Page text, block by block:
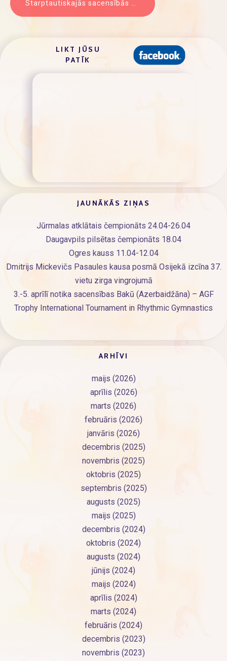
Starptautiskajās sacensībās sporta vingrošanā “ V.Homutova balva“ Grodņa ( Baltkrievija ) 28.10. – 30.10.2019.
LIKT JŪSU
PATĪK
JAUNĀKĀS ZIŅAS
Jūrmalas atklātais čempionāts 24.04-26.04
Daugavpils pilsētas čempionāts 18.04
Ogres kauss 11.04-12.04
Dmitrijs Mickevičs Pasaules kausa posmā Osijekā izcīna 37.
vietu zirga vingrojumā
3.-5. aprīlī notika sacensības Bakū (Azerbaidžāna) – AGF
Trophy International Tournament in Rhythmic Gymnastics
ARHĪVI
maijs (2026)
aprīlis (2026)
marts (2026)
februāris (2026)
janvāris (2026)
decembris (2025)
novembris (2025)
oktobris (2025)
septembris (2025)
augusts (2025)
maijs (2025)
decembris (2024)
oktobris (2024)
augusts (2024)
jūnijs (2024)
maijs (2024)
aprīlis (2024)
marts (2024)
februāris (2024)
decembris (2023)
novembris (2023)